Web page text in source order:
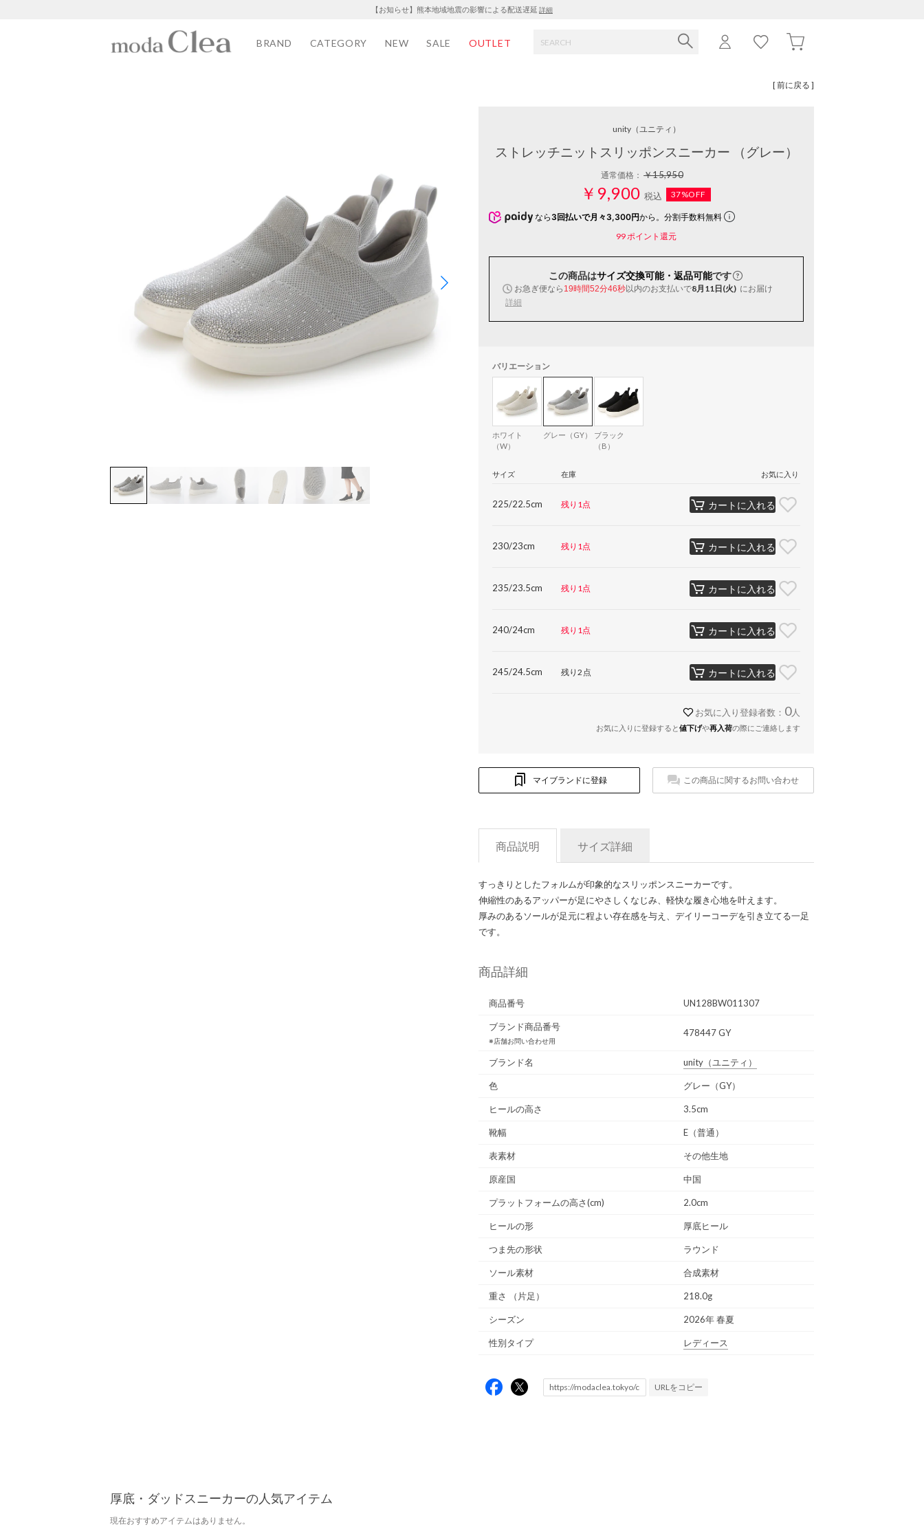
【お知らせ】熊本地域地震の影響による配送遅延 詳細
BRAND CATEGORY NEW SALE OUTLET
[ 前に戻る ]
unity（ユニティ）
ストレッチニットスリッポンスニーカー （グレー）
通常価格：￥15,950
￥9,900 税込 37%OFF
なら 3回払いで月々3,300円から。分割手数料無料
99 ポイント還元
この商品はサイズ交換可能・返品可能です
お急ぎ便なら 19時間52分46秒以内のお支払いで8月11日(火) にお届け
詳細
バリエーション
ホワイト
（W）
グレー（GY）
ブラック
（B）
サイズ 在庫 お気に入り
225/22.5cm 残り1点 カートに入れる
230/23cm 残り1点 カートに入れる
235/23.5cm 残り1点 カートに入れる
240/24cm 残り1点 カートに入れる
245/24.5cm 残り2点 カートに入れる
お気に入り登録者数： 0人
お気に入りに登録すると値下げや再入荷の際にご連絡します
マイブランドに登録 この商品に関するお問い合わせ
商品説明 サイズ詳細
すっきりとしたフォルムが印象的なスリッポンスニーカーです。
伸縮性のあるアッパーが足にやさしくなじみ、軽快な履き心地を叶えます。
厚みのあるソールが足元に程よい存在感を与え、デイリーコーデを引き立てる一足
です。
商品詳細
商品番号 UN128BW011307
ブランド商品番号
※店舗お問い合わせ用
478447 GY
ブランド名 unity （ユニティ）
色 グレー（GY）
ヒールの高さ 3.5cm
靴幅 E（普通）
表素材 その他生地
原産国 中国
プラットフォームの高さ(cm) 2.0cm
ヒールの形 厚底ヒール
つま先の形状 ラウンド
ソール素材 合成素材
重さ （片足） 218.0g
シーズン 2026年 春夏
性別タイプ レディース
URLをコピー
厚底・ダッドスニーカーの人気アイテム
現在おすすめアイテムはありません。